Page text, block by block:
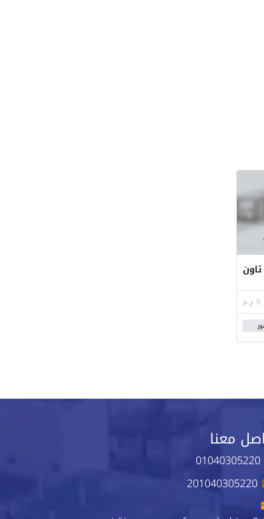
0 ج.م
معنا
01040305220
201040305220